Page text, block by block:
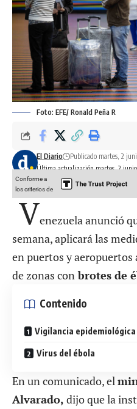
Foto: EFE/ Ronald Peña R
Última actualización martes, 2
El Diario Publicado martes, 2
Conforme a
los criterios de
Venezuela anunció
semana, aplicará las
en puertos y
de zonas conbrotes de
Contenido
Vigilancia
Virus del ébola
En un comunicado, el
Alvarado, dijo que la